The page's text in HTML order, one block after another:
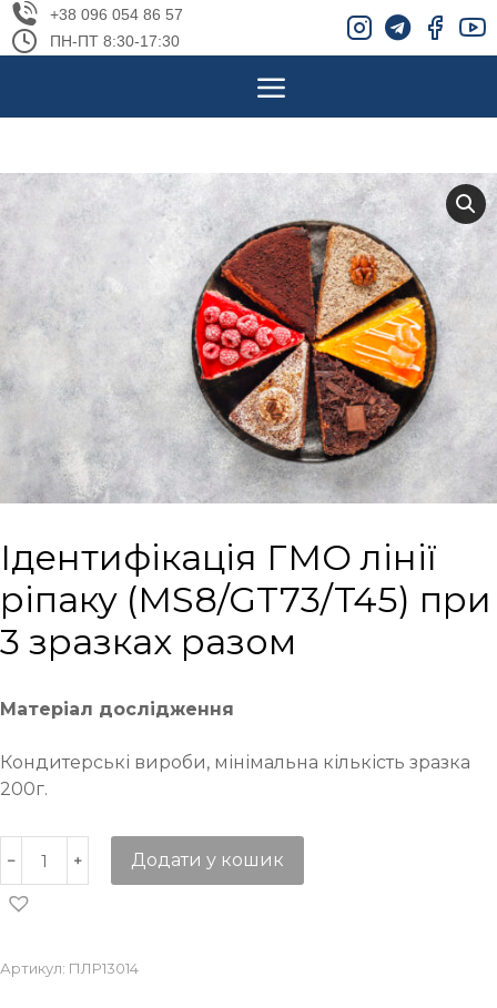
+38 096 054 86 57
ПН-ПТ 8:30-17:30
Ідентифікація ГМО лінії
ріпаку (MS8/GT73/T45) при
3 зразках разом
Матеріал дослідження
Кондитерські вироби, мінімальна кількість зразка
200г.
Додати у кошик
Артикул: ПЛР13014